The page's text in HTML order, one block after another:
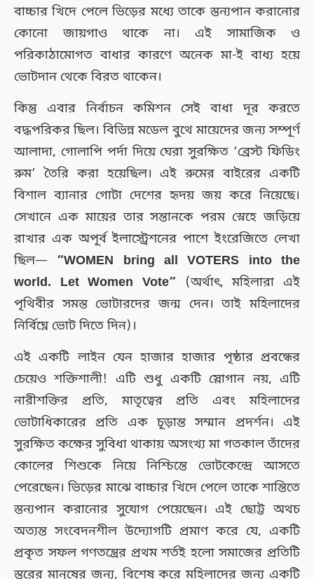
বাচ্চার খিদে পেলে ভিড়ের মধ্যে তাকে স্তন্যপান করানোর
কোনো জায়গাও থাকে না। এই সামাজিক ও
পরিকাঠামোগত বাধার কারণে অনেক মা-ই বাধ্য হয়ে
ভোটদান থেকে বিরত থাকেন।
কিন্তু এবার নির্বাচন কমিশন সেই বাধা দূর করতে
বদ্ধপরিকর ছিল। বিভিন্ন মডেল বুথে মায়েদের জন্য সম্পূর্ণ
আলাদা, গোলাপি পর্দা দিয়ে ঘেরা সুরক্ষিত ‘ব্রেস্ট ফিডিং
রুম’ তৈরি করা হয়েছিল। এই রুমের বাইরের একটি
বিশাল ব্যানার গোটা দেশের হৃদয় জয় করে নিয়েছে।
সেখানে এক মায়ের তার সন্তানকে পরম স্নেহে জড়িয়ে
রাখার এক অপূর্ব ইলাস্ট্রেশনের পাশে ইংরেজিতে লেখা
ছিল— “WOMEN bring all VOTERS into the
world. Let Women Vote” (অর্থাৎ, মহিলারা এই
পৃথিবীর সমস্ত ভোটারদের জন্ম দেন। তাই মহিলাদের
নির্বিঘ্নে ভোট দিতে দিন)।
এই একটি লাইন যেন হাজার হাজার পৃষ্ঠার প্রবন্ধের
চেয়েও শক্তিশালী! এটি শুধু একটি স্লোগান নয়, এটি
নারীশক্তির প্রতি, মাতৃত্বের প্রতি এবং মহিলাদের
ভোটাধিকারের প্রতি এক চূড়ান্ত সম্মান প্রদর্শন। এই
সুরক্ষিত কক্ষের সুবিধা থাকায় অসংখ্য মা গতকাল তাঁদের
কোলের শিশুকে নিয়ে নিশ্চিন্তে ভোটকেন্দ্রে আসতে
পেরেছেন। ভিড়ের মাঝে বাচ্চার খিদে পেলে তাকে শান্তিতে
স্তন্যপান করানোর সুযোগ পেয়েছেন। এই ছোট্ট অথচ
অত্যন্ত সংবেদনশীল উদ্যোগটি প্রমাণ করে যে, একটি
প্রকৃত সফল গণতন্ত্রের প্রথম শর্তই হলো সমাজের প্রতিটি
স্তরের মানুষের জন্য, বিশেষ করে মহিলাদের জন্য একটি